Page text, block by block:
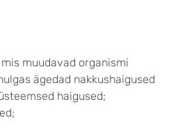
muudavad organismi
ägedad nakkushaigused
haigused;